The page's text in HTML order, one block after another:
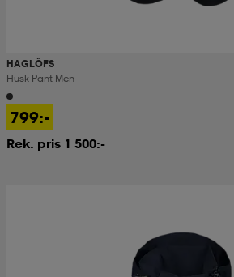
HAGLÖFS
Husk Pant Men
799:-
Rek. pris 1 500:-